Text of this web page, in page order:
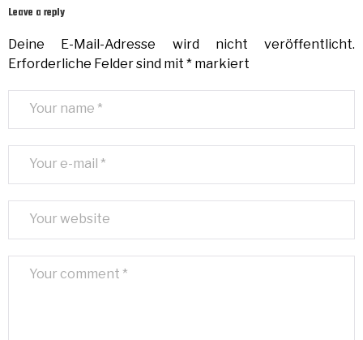
Leave a reply
Deine E-Mail-Adresse wird nicht veröffentlicht.
Erforderliche Felder sind mit * markiert